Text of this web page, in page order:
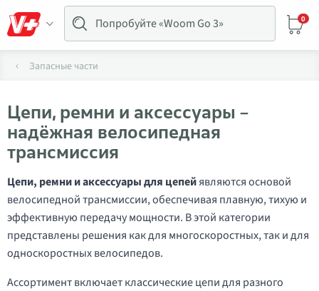
0
Запасные части
Цепи, ремни и аксессуары –
надёжная велосипедная
трансмиссия
Цепи, ремни и аксессуары для цепейявляются основой
велосипедной трансмиссии, обеспечивая плавную, тихую и
эффективную передачу мощности. В этой категории
представлены решения как для многоскоростных, так и для
односкоростных велосипедов.
Ассортимент включает классические цепи для разного